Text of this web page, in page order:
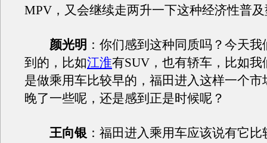
MPV，又会继续走两升一下这种经济性普
颜光明 ：你们感到这种同质吗？今天
到的，比如江淮有SUV，也有轿车，比如我
是做乘用车比较早的，福田进入这样一个市
晚了一些呢，还是感到正是时候呢？
王向银 ：福田进入乘用车应该说有它